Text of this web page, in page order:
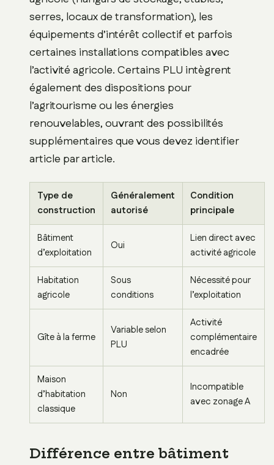
serres, locaux de transformation), les
équipements d’intérêt collectif et parfois
certaines installations compatibles avec
l’activité agricole. Certains PLU intègrent
également des dispositions pour
l’agritourisme ou les énergies
renouvelables, ouvrant des possibilités
supplémentaires que vous devez identifier
article par article.
Type de
construction
Généralement
autorisé
Condition
principale
Bâtiment
d’exploitation
Oui
Lien direct avec
activité agricole
Habitation
agricole
Sous
conditions
Nécessité pour
l’exploitation
Gîte à la ferme
Variable selon
PLU
Activité
complémentaire
encadrée
Maison
d’habitation
classique
Non
Incompatible
avec zonage A
Différence entre bâtiment